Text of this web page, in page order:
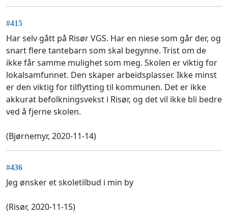
#415
Har selv gått på Risør VGS. Har en niese som går der, og
snart flere tantebarn som skal begynne. Trist om de
ikke får samme mulighet som meg. Skolen er viktig for
lokalsamfunnet. Den skaper arbeidsplasser. Ikke minst
er den viktig for tilflytting til kommunen. Det er ikke
akkurat befolkningsvekst i Risør, og det vil ikke bli bedre
ved å fjerne skolen.
(Bjørnemyr, 2020-11-14)
#436
Jeg ønsker et skoletilbud i min by
(Risør, 2020-11-15)